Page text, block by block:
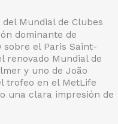
Mundial de Clubes
dominante de
el Paris Saint-
renovado Mundial de
y uno de João
trofeo en el MetLife
una clara impresión de